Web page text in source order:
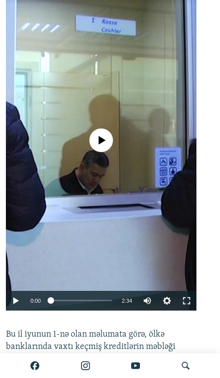
No media source currently available
0:00 2:34
360p
480p
Bu il iyunun 1-nə olan məlumata görə, ölkə
banklarında vaxtı keçmiş kreditlərin məbləği
635.4 milyon manata çatıb. Mərkəzi Bankın
hesabatına əsasən, bu göstərici
mayın 1-i ilə